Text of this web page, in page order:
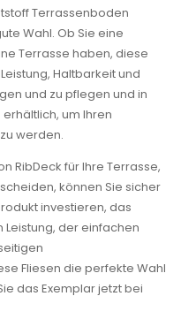
Terrassenboden
Wahl. Ob Sie eine
Terrasse haben, diese
Haltbarkeit und
und zu pflegen und in
um Ihren
werden.
RibDeck für Ihre Terrasse,
können Sie sicher
investieren, das
der einfachen
Fliesen die perfekte Wahl
das Exemplar jetzt bei